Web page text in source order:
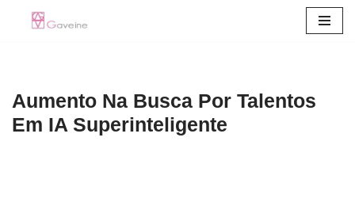
conteúdo
Aumento Na Busca Por Talentos
Em IA Superinteligente